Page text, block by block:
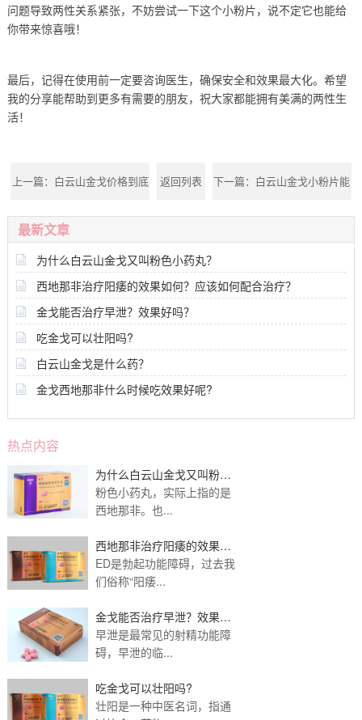
问题导致两性关系紧张，不妨尝试一下这个小粉片，说不定它也能给
你带来惊喜哦！
最后，记得在使用前一定要咨询医生，确保安全和效果最大化。希望
我的分享能帮助到更多有需要的朋友，祝大家都能拥有美满的两性生
活！
上一篇： 白云山金戈价格到底
是多少？对男性健康有何影
响？
返回列表 下一篇： 白云山金戈小粉片能
有效改善男性性功能吗？
最新文章
为什么白云山金戈又叫粉色小药丸？
西地那非治疗阳痿的效果如何？应该如何配合治疗？
金戈能否治疗早泄？效果好吗？
吃金戈可以壮阳吗?
白云山金戈是什么药？
金戈西地那非什么时候吃效果好呢?
热点内容
为什么白云山金戈又叫粉色
小药丸？
粉色小药丸，实际上指的是
西地那非。也...
西地那非治疗阳痿的效果如
何？应该如何配合治
ED是勃起功能障碍，过去我
们俗称“阳痿...
金戈能否治疗早泄？效果好
吗？
早泄是最常见的射精功能障
碍，早泄的临...
吃金戈可以壮阳吗?
壮阳是一种中医名词，指通